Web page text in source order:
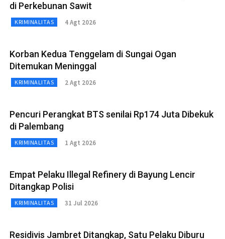
di Perkebunan Sawit
KRIMINALITAS 4 Agt 2026
Korban Kedua Tenggelam di Sungai Ogan
Ditemukan Meninggal
KRIMINALITAS 2 Agt 2026
Pencuri Perangkat BTS senilai Rp174 Juta Dibekuk
di Palembang
KRIMINALITAS 1 Agt 2026
Empat Pelaku Illegal Refinery di Bayung Lencir
Ditangkap Polisi
KRIMINALITAS 31 Jul 2026
Residivis Jambret Ditangkap, Satu Pelaku Diburu